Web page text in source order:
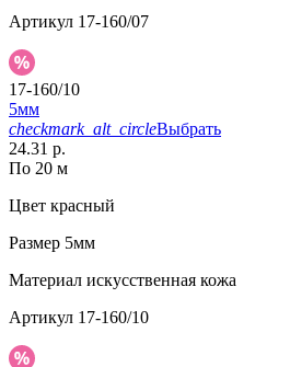
Артикул 17-160/07
17-160/10
5мм
checkmark_alt_circleВыбрать
24.31 р.
По 20 м
Цвет красный
Размер 5мм
Материал искусственная кожа
Артикул 17-160/10